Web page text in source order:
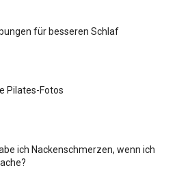
für besseren Schlaf
Pilates-Fotos
ich Nackenschmerzen, wenn ich